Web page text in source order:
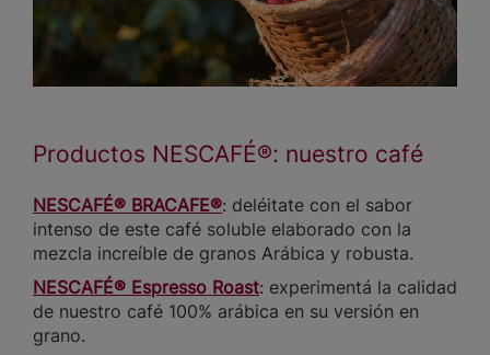
Productos NESCAFÉ®: nuestro café
NESCAFÉ® BRACAFE®: deléitate con el sabor
intenso de este café soluble elaborado con la
mezcla increíble de granos Arábica y robusta.
NESCAFÉ® Espresso Roast: experimentá la calidad
de nuestro café 100% arábica en su versión en
grano.